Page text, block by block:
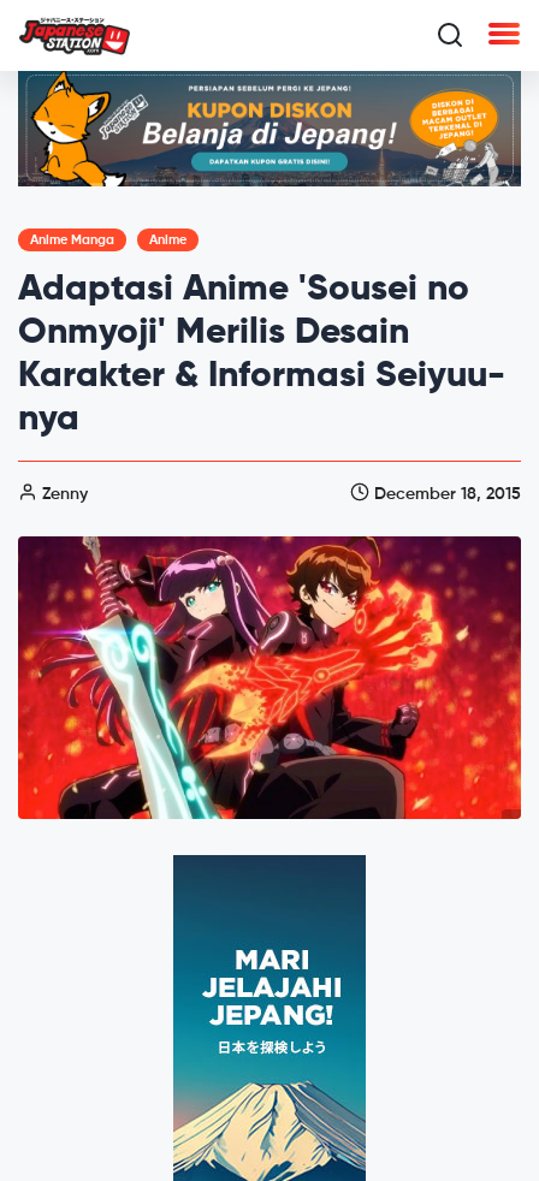
Anime Manga Anime
Adaptasi Anime 'Sousei no
Onmyoji' Merilis Desain
Karakter & Informasi Seiyuu-
nya
Zenny December 18, 2015